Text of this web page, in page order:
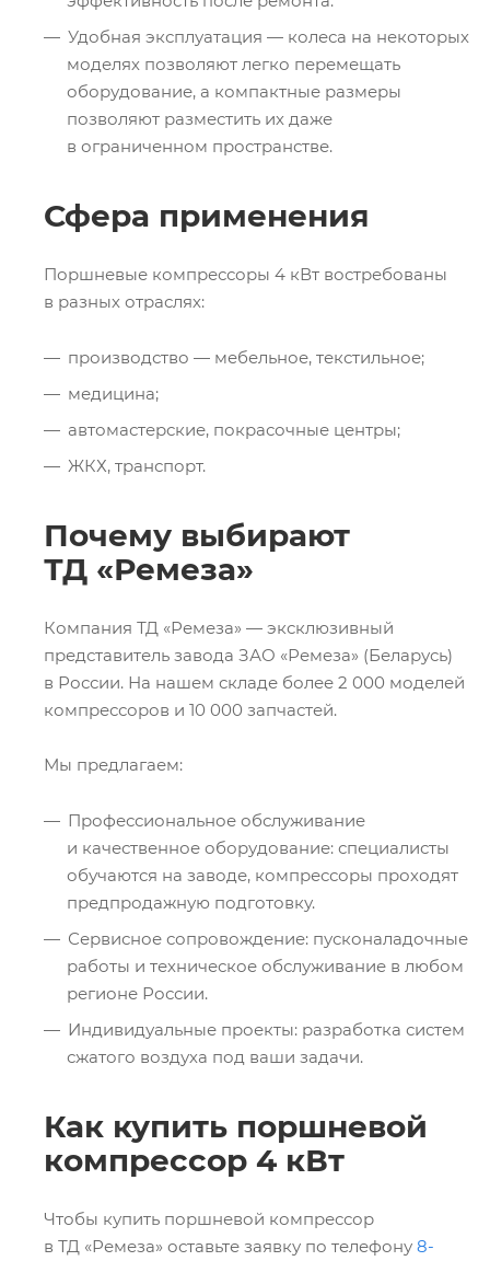
Удобная эксплуатация — колеса на некоторых
моделях позволяют легко перемещать
оборудование, а компактные размеры
позволяют разместить их даже
в ограниченном пространстве.
Сфера применения
Поршневые компрессоры 4 кВт востребованы
в разных отраслях:
производство — мебельное, текстильное;
медицина;
автомастерские, покрасочные центры;
ЖКХ, транспорт.
Почему выбирают
ТД «Ремеза»
Компания ТД «Ремеза» — эксклюзивный
представитель завода ЗАО «Ремеза» (Беларусь)
в России. На нашем складе более 2 000 моделей
компрессоров и 10 000 запчастей.
Мы предлагаем:
Профессиональное обслуживание
и качественное оборудование: специалисты
обучаются на заводе, компрессоры проходят
предпродажную подготовку.
Сервисное сопровождение: пусконаладочные
работы и техническое обслуживание в любом
регионе России.
Индивидуальные проекты: разработка систем
сжатого воздуха под ваши задачи.
Как купить поршневой
компрессор 4 кВт
Чтобы купить поршневой компрессор
в ТД «Ремеза» оставьте заявку по телефону 8-